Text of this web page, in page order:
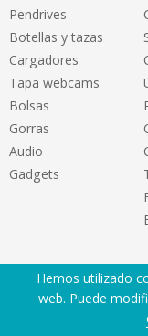
Pendrives
Botellas y tazas
Cargadores
Tapa webcams
Bolsas
Gorras
Audio
Gadgets
Hemos utilizado
web. Puede